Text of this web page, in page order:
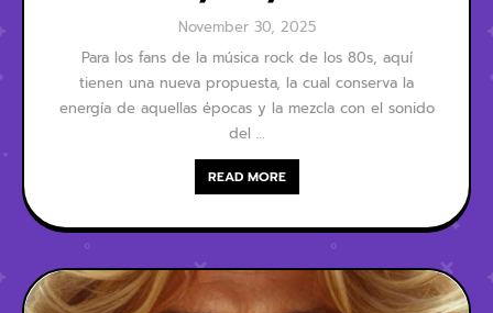
November 30, 2025
Para los fans de la música rock de los 80s, aquí
tienen una nueva propuesta, la cual conserva la
energía de aquellas épocas y la mezcla con el sonido
del …
READ MORE